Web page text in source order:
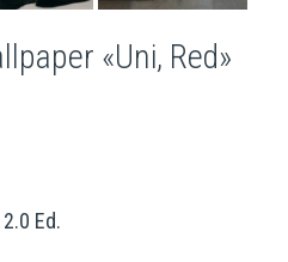
«Uni, Red»
Ed.